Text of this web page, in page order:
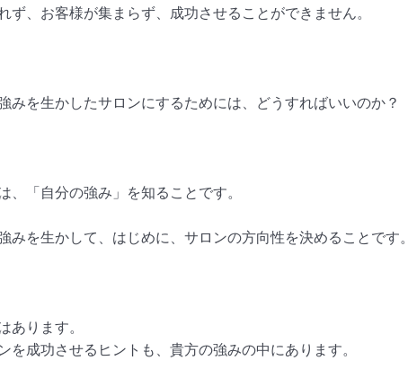
ず、お客様が集まらず、成功させることができません。
みを生かしたサロンにするためには、どうすればいいのか？
、「自分の強み」を知ることです。
みを生かして、はじめに、サロンの方向性を決めることです。
あります。
を成功させるヒントも、貴方の強みの中にあります。